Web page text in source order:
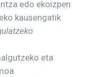
edo ekoizpen
kausengatik
eta